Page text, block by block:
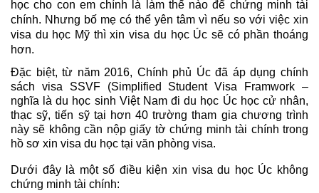
học cho con em chính là làm thế nào để chứng minh tài
chính. Nhưng bố mẹ có thể yên tâm vì nếu so với việc xin
visa du học Mỹ thì xin visa du học Úc sẽ có phần thoáng
hơn.
Đặc biệt, từ năm 2016, Chính phủ Úc đã áp dụng chính
sách visa SSVF (Simplified Student Visa Framwork –
nghĩa là du học sinh Việt Nam đi du học Úc học cử nhân,
thạc sỹ, tiến sỹ tại hơn 40 trường tham gia chương trình
này sẽ không cần nộp giấy tờ chứng minh tài chính trong
hồ sơ xin visa du học tại văn phòng visa.
Dưới đây là một số điều kiện xin visa du học Úc không
chứng minh tài chính: